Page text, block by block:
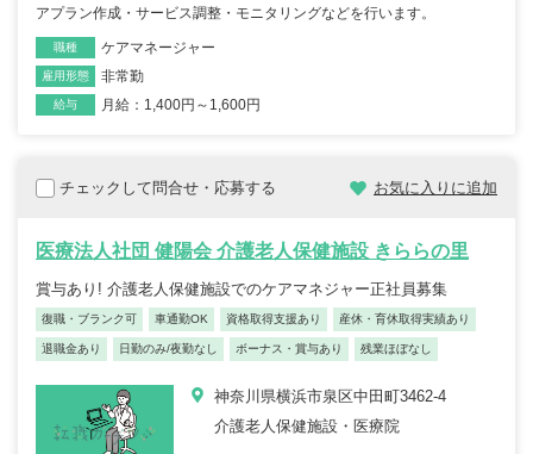
アプラン作成・サービス調整・モニタリングなどを行います。
職種 ケアマネージャー
雇用形態 非常勤
給与 月給：1,400円～1,600円
チェックして問合せ・応募する お気に入りに追加
医療法人社団 健陽会 介護老人保健施設 きららの里
賞与あり! 介護老人保健施設でのケアマネジャー正社員募集
復職・ブランク可 車通勤OK 資格取得支援あり 産休・育休取得実績あり
退職金あり 日勤のみ/夜勤なし ボーナス・賞与あり 残業ほぼなし
神奈川県横浜市泉区中田町3462-4
介護老人保健施設・医療院